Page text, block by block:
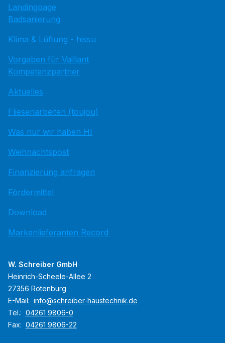
Landingpage
Badsanierung
Klima & Lüftung - hissu
Vorgaben für Vaillant
Kompetenzpartner
Aktuelles
Fliesenarbeiten (toujou)
Was nur wir haben HI
Weihnachtspost
Finanzierung anfragen
Fördermittel
Download
Markenlieferanten Record
W. Schreiber GmbH
Heinrich-Scheele-Allee 2
27356 Rotenburg
E-Mail: info@schreiber-haustechnik.de
Tel.: 04261 9806-0
Fax: 04261 9806-22